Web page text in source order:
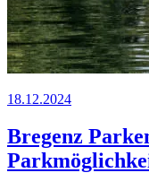
18.12.2024
Bregenz